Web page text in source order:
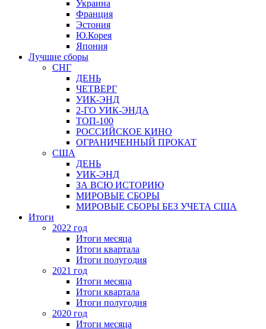
Украина
Франция
Эстония
Ю.Корея
Япония
Лучшие сборы
СНГ
ДЕНЬ
ЧЕТВЕРГ
УИК-ЭНД
2-ГО УИК-ЭНДА
ТОП-100
РОССИЙСКОЕ КИНО
ОГРАНИЧЕННЫЙ ПРОКАТ
США
ДЕНЬ
УИК-ЭНД
ЗА ВСЮ ИСТОРИЮ
МИРОВЫЕ СБОРЫ
МИРОВЫЕ СБОРЫ БЕЗ УЧЕТА США
Итоги
2022 год
Итоги месяца
Итоги квартала
Итоги полугодия
2021 год
Итоги месяца
Итоги квартала
Итоги полугодия
2020 год
Итоги месяца